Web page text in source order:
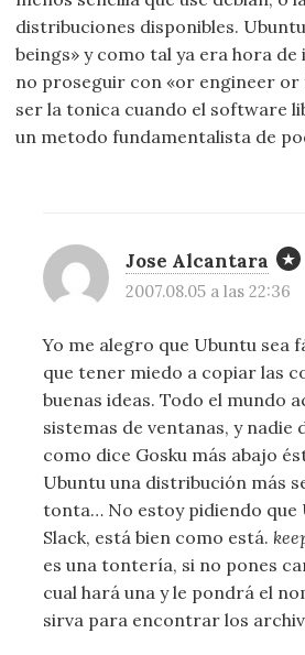
distribuciones disponibles.
beings» y como tal ya era hora
no proseguir con «or engineer or
ser la tonica cuando el software
un metodo fundamentalista de
Jose Alcantara
2007.08.05 a las 22:36
Yo me alegro que Ubuntu sea
que tener miedo a copiar las
buenas ideas. Todo el mundo
sistemas de ventanas, y nadie
como dice Gosku más abajo
Ubuntu una distribución más
tonta… No estoy pidiendo que
Slack, está bien como está.
es una tontería, si no pones
cual hará una y le pondrá el
sirva para encontrar los